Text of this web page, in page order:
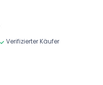
Verifizierter Käufer